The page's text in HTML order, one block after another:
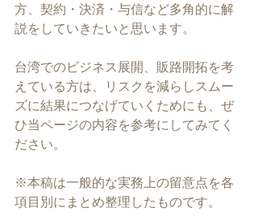
方、契約・決済・与信など多角的に解
説をしていきたいと思います。
台湾でのビジネス展開、販路開拓を考
えている方は、リスクを減らしスムー
ズに結果につなげていくためにも、ぜ
ひ当ページの内容を参考にしてみてく
ださい。
※本稿は一般的な実務上の留意点を各
項目別にまとめ整理したものです。